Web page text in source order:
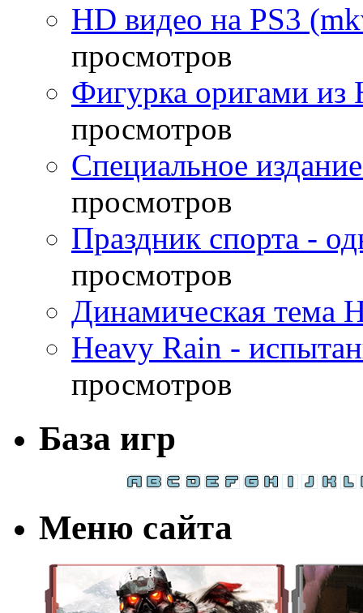
HD видео на PS3
просмотров
Фигурка оригами из
просмотров
Специальное
просмотров
Праздник спорта -
просмотров
Динамическая тема
Heavy Rain -
просмотров
База игр
Меню сайта